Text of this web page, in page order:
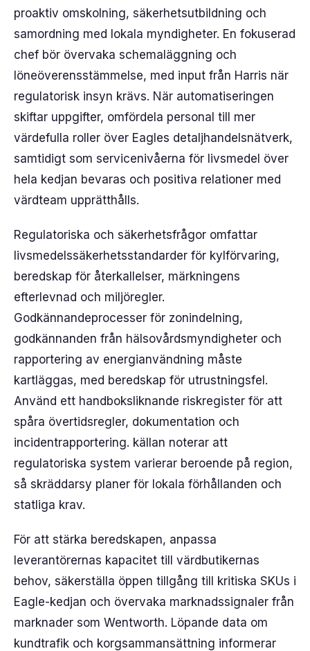
proaktiv omskolning, säkerhetsutbildning och
samordning med lokala myndigheter. En fokuserad
chef bör övervaka schemaläggning och
löneöverensstämmelse, med input från Harris när
regulatorisk insyn krävs. När automatiseringen
skiftar uppgifter, omfördela personal till mer
värdefulla roller över Eagles detaljhandelsnätverk,
samtidigt som servicenivåerna för livsmedel över
hela kedjan bevaras och positiva relationer med
värdteam upprätthålls.
Regulatoriska och säkerhetsfrågor omfattar
livsmedelssäkerhetsstandarder för kylförvaring,
beredskap för återkallelser, märkningens
efterlevnad och miljöregler.
Godkännandeprocesser för zonindelning,
godkännanden från hälsovårdsmyndigheter och
rapportering av energianvändning måste
kartläggas, med beredskap för utrustningsfel.
Använd ett handboksliknande riskregister för att
spåra övertidsregler, dokumentation och
incidentrapportering. källan noterar att
regulatoriska system varierar beroende på region,
så skräddarsy planer för lokala förhållanden och
statliga krav.
För att stärka beredskapen, anpassa
leverantörernas kapacitet till värdbutikernas
behov, säkerställa öppen tillgång till kritiska SKUs i
Eagle-kedjan och övervaka marknadssignaler från
marknader som Wentworth. Löpande data om
kundtrafik och korgsammansättning informerar